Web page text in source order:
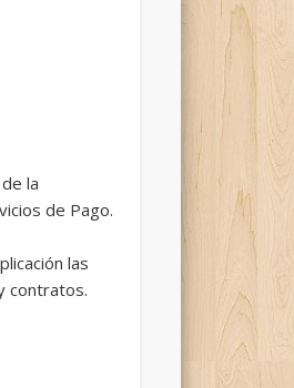
la
de Pago.
las
contratos.